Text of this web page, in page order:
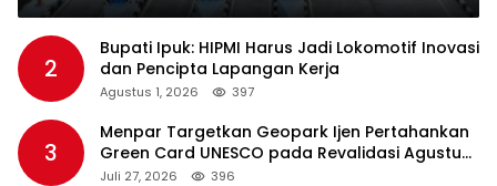
2
Bupati Ipuk: HIPMI Harus Jadi Lokomotif Inovasi
dan Pencipta Lapangan Kerja
Agustus 1, 2026 397
3
Menpar Targetkan Geopark Ijen Pertahankan
Green Card UNESCO pada Revalidasi Agustus
2026
Juli 27, 2026 396